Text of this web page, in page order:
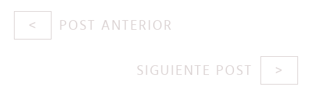
POST ANTERIOR
SIGUIENTE POST